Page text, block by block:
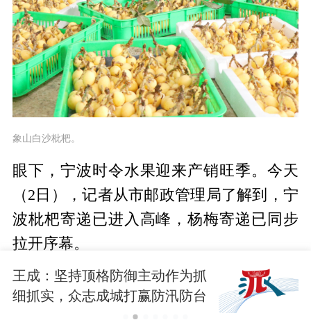
象山白沙枇杷。
眼下，宁波时令水果迎来产销旺季。今天
（2日），记者从市邮政管理局了解到，宁
波枇杷寄递已进入高峰，杨梅寄递已同步
拉开序幕。
截至目前，宁波已向全国寄出30余万单枇
杷，杨梅日均寄递量约1万单。
王成：坚持顶格防御主动作为抓
细抓实，众志成城打赢防汛防台